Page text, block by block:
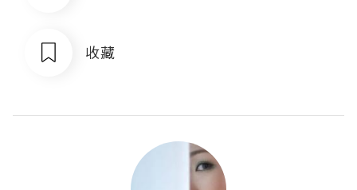
收藏